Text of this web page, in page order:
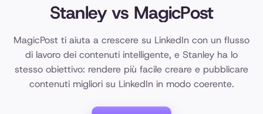
Stanley vs MagicPost
MagicPost ti aiuta a crescere su LinkedIn con un flusso
di lavoro dei contenuti intelligente, e Stanley ha lo
stesso obiettivo: rendere più facile creare e pubblicare
contenuti migliori su LinkedIn in modo coerente.